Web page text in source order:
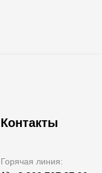
Контакты
Горячая линия: